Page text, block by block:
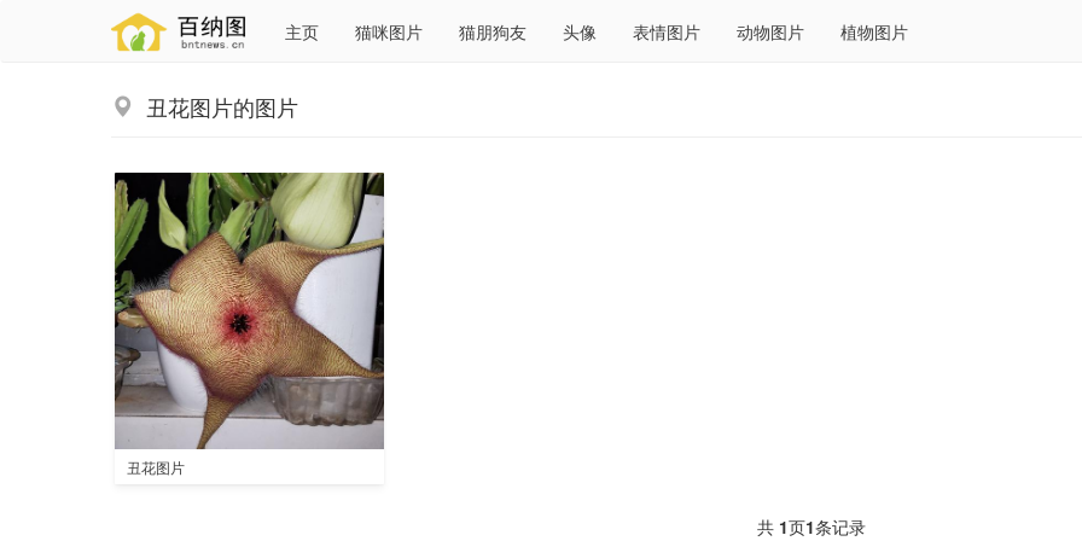
主页 猫咪图片 猫朋狗友 头像 表情图片 动物图片 植物图片
丑花图片的图片
丑花图片
共 1页1条记录